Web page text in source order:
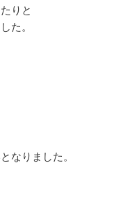
りと
た。
なりました。